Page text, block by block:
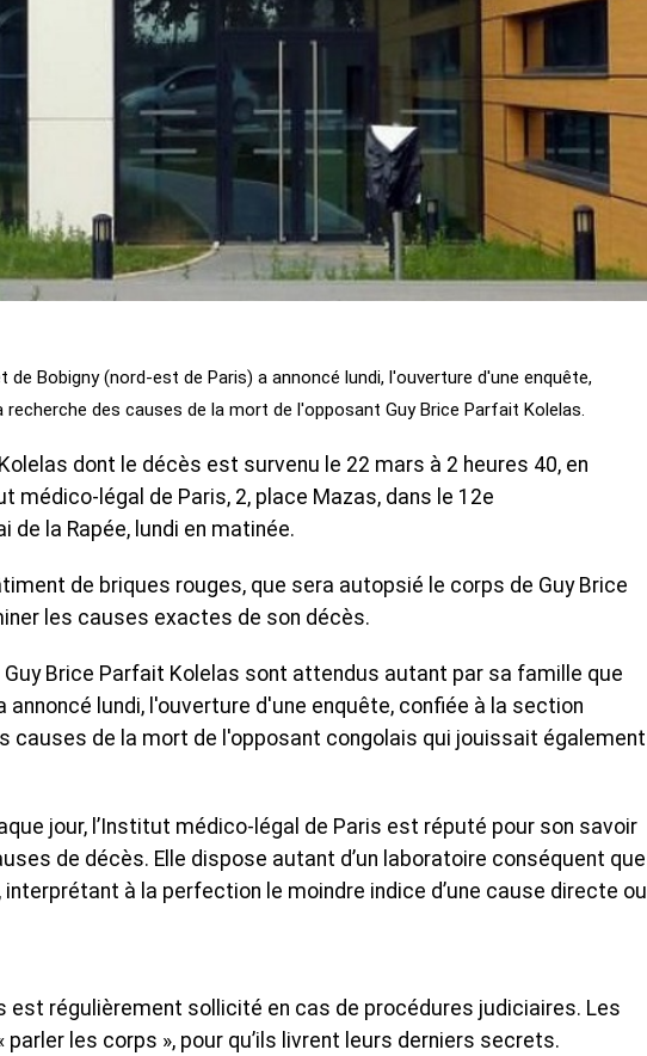
Bobigny (nord-est de Paris) a annoncé lundi, l'ouverture d'une enquête,
des causes de la mort de l'opposant Guy Brice Parfait Kolelas.
dont le décès est survenu le 22 mars à 2 heures 40, en
médico-légal de Paris, 2, place Mazas, dans le 12e
de la Rapée, lundi en matinée.
de briques rouges, que sera autopsié le corps de Guy Brice
les causes exactes de son décès.
Brice Parfait Kolelas sont attendus autant par sa famille que
annoncé lundi, l'ouverture d'une enquête, confiée à la section
causes de la mort de l'opposant congolais qui jouissait également
jour, l’Institut médico-légal de Paris est réputé pour son savoir
de décès. Elle dispose autant d’un laboratoire conséquent que
à la perfection le moindre indice d’une cause directe ou
est régulièrement sollicité en cas de procédures judiciaires. Les
les corps », pour qu’ils livrent leurs derniers secrets.